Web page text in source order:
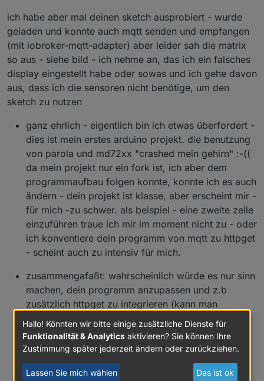
ich habe aber mal deinen sketch ausprobiert - wurde
geladen und konnte auch mqtt senden und empfangen
(mit iobroker-mqtt-adapter) aber leider sah die matrix
so aus - siehe bild - ich nehme an, das ich ein falsches
display eingestellt habe oder sowas und ich gehe davon
aus, dass ich die sensoren nicht benötige, um den
sketch zu nutzen
ganz ehrlich - eigentlich bin ich etwas überfordert -
dies ist mein erstes arduino projekt. die benutzung
von parola und md72xx "crashed mein gehirn" :-((
da mein projekt nur ein fork ist, ich aber dem
programmaufbau folgen konnte, konnte ich es auch
ändern - dein projekt ist klasse, aber erscheint mir -
für mich -zu schwer. als beispiel - eine zweite zeile
einzuführen traue ich mir im moment nicht zu - oder
ich konventiere dein programm von mqtt zu httpget
- scheint auch zu intensiv für mich.
zusammengafaßt: wahrscheinlich würde es nur sinn
machen, dein programm anzupassen und z.b
zusätzlich httpget zu integrieren (kann man
eigentlich auch ein einzeiliges panel mit deinem
sketch anschliessen, oder benötigt man ein
zweireihiges?). ein zusammenführen der beidenb
projekte sieht nach viel arbeit für dich aus. mein
project mit mqtt aufzurüsten, macht weniger sinn,
Hallo! Könnten wir bitte einige zusätzliche Dienste für
Funktionalität & Analytics aktivieren? Sie können Ihre
Zustimmung später jederzeit ändern oder zurückziehen.
Lassen Sie mich wählen Das ist ok